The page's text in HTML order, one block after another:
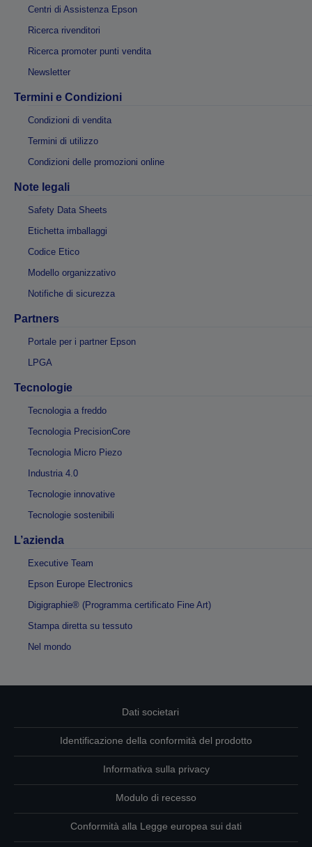
Centri di Assistenza Epson
Ricerca rivenditori
Ricerca promoter punti vendita
Newsletter
Termini e Condizioni
Condizioni di vendita
Termini di utilizzo
Condizioni delle promozioni online
Note legali
Safety Data Sheets
Etichetta imballaggi
Codice Etico
Modello organizzativo
Notifiche di sicurezza
Partners
Portale per i partner Epson
LPGA
Tecnologie
Tecnologia a freddo
Tecnologia PrecisionCore
Tecnologia Micro Piezo
Industria 4.0
Tecnologie innovative
Tecnologie sostenibili
L’azienda
Executive Team
Epson Europe Electronics
Digigraphie® (Programma certificato Fine Art)
Stampa diretta su tessuto
Nel mondo
Dati societari
Identificazione della conformità del prodotto
Informativa sulla privacy
Modulo di recesso
Conformità alla Legge europea sui dati